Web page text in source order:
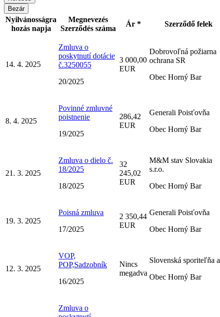
Bezár
Nyilvánosságra
hozás napja
Megnevezés
Szerződés száma
Ár * Szerződő felek
14. 4. 2025
Zmluva o
poskytnutí dotácie
č.3250055
20/2025
3 000,00
EUR
Dobrovoľná požiarna
ochrana SR
Obec Horný Bar
8. 4. 2025
Povinné zmluvné
poistnenie
19/2025
286,42
EUR
Generali Poisťovňa
Obec Horný Bar
21. 3. 2025
Zmluva o dielo č.
18/2025
18/2025
32
245,02
EUR
M&M stav Slovakia
s.r.o.
Obec Horný Bar
19. 3. 2025
Poisná zmluva
17/2025
2 350,44
EUR
Generali Poisťovňa
Obec Horný Bar
12. 3. 2025
VOP,
POP,Sadzobník
16/2025
Nincs
megadva
Slovenská sporiteľňa
Obec Horný Bar
Zmluva o